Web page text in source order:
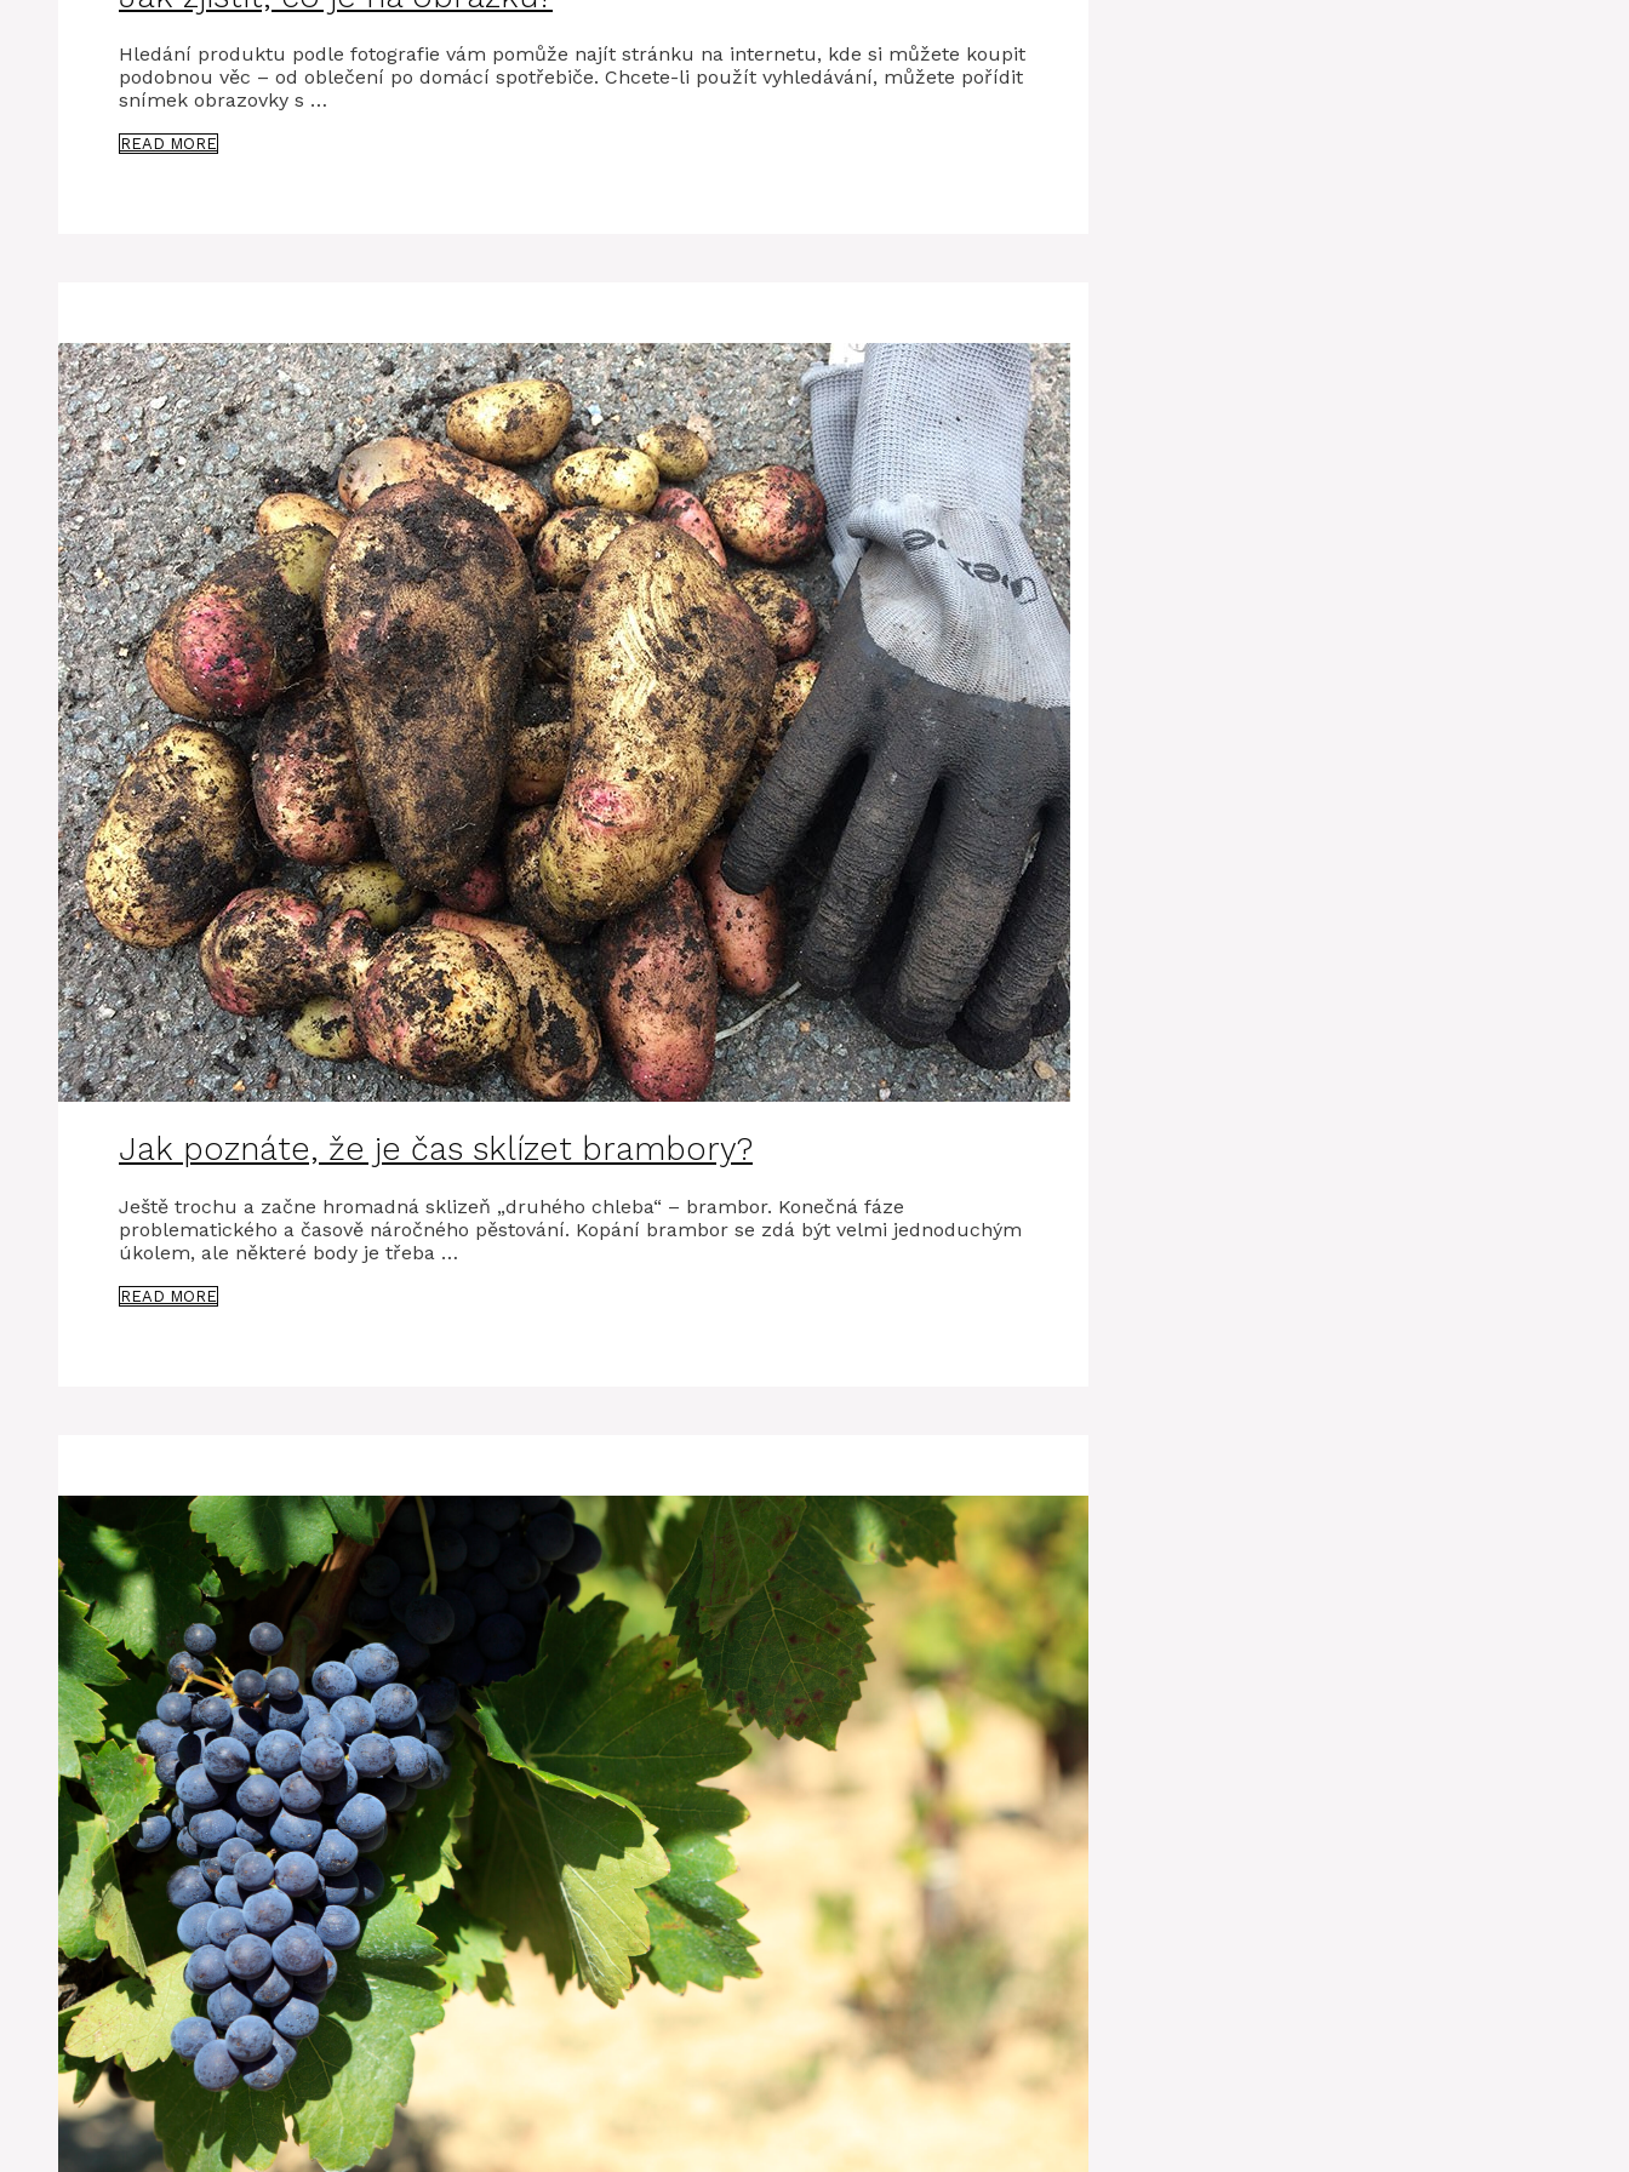
Hledání produktu podle fotografie vám pomůže najít stránku na internetu, kde si můžete koupit
podobnou věc – od oblečení po domácí spotřebiče. Chcete-li použít vyhledávání, můžete pořídit
snímek obrazovky s …
READ MORE
Jak poznáte, že je čas sklízet brambory?
Ještě trochu a začne hromadná sklizeň „druhého chleba“ – brambor. Konečná fáze
problematického a časově náročného pěstování. Kopání brambor se zdá být velmi jednoduchým
úkolem, ale některé body je třeba …
READ MORE